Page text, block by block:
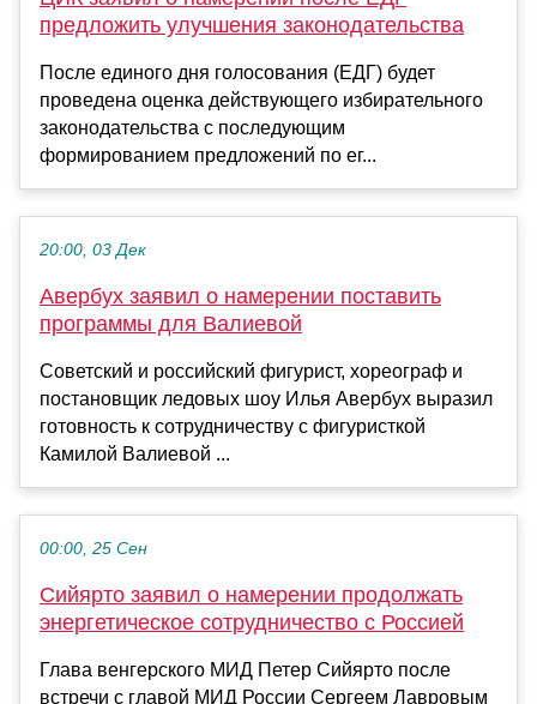
предложить улучшения законодательства
После единого дня голосования (ЕДГ) будет
проведена оценка действующего избирательного
законодательства с последующим
формированием предложений по ег...
20:00, 03 Дек
Авербух заявил о намерении поставить
программы для Валиевой
Советский и российский фигурист, хореограф и
постановщик ледовых шоу Илья Авербух выразил
готовность к сотрудничеству с фигуристкой
Камилой Валиевой ...
00:00, 25 Сен
Сийярто заявил о намерении продолжать
энергетическое сотрудничество с Россией
Глава венгерского МИД Петер Сийярто после
встречи с главой МИД России Сергеем Лавровым